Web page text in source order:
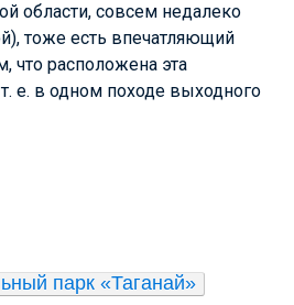
области, совсем недалеко
тоже есть впечатляющий
что расположена эта
т. е. в одном походе выходного
парк «Таганай»